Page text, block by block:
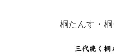
桐たんす・